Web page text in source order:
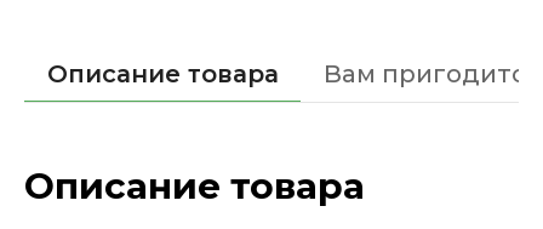
Описание товара Вам пригодится
Описание товара